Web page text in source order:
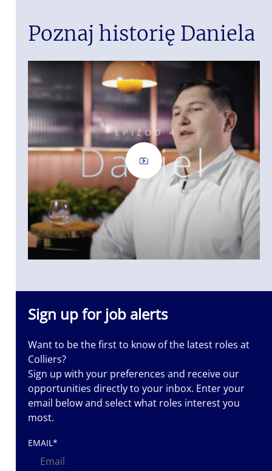
Poznaj historię Daniela
pełną
kształtując
Sign up for job alerts
Want to be the first to know of the latest roles at
Colliers?
Sign up with your preferences and receive our
opportunities directly to your inbox. Enter your
email below and select what roles interest you
most.
EMAIL*